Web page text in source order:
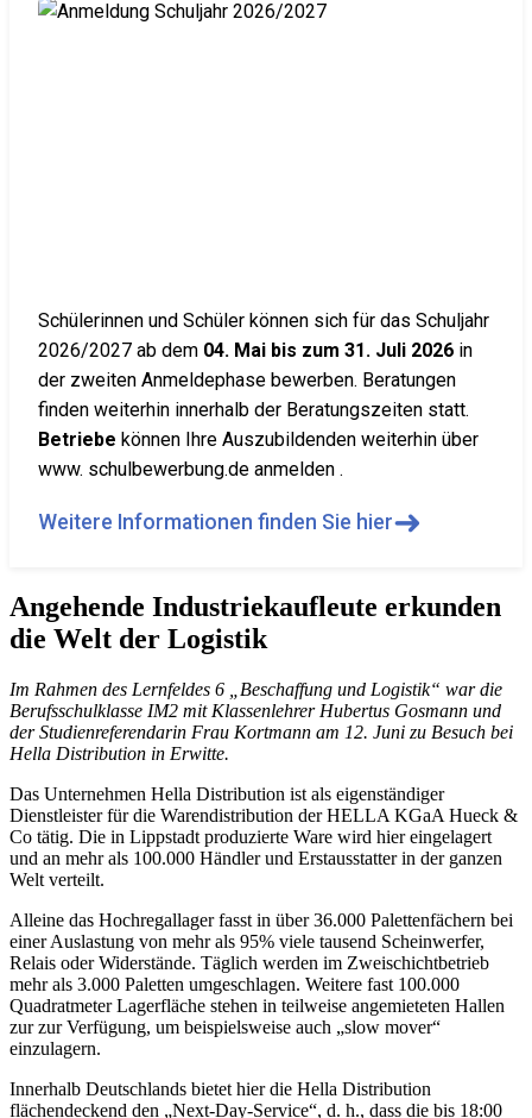
Schülerinnen und Schüler können sich für das Schuljahr
2026/2027 ab dem 04. Mai bis zum 31. Juli 2026 in
der zweiten Anmeldephase bewerben. Beratungen
finden weiterhin innerhalb der Beratungszeiten statt.
Betriebe können Ihre Auszubildenden weiterhin über
www. schulbewerbung.de anmelden .
Weitere Informationen finden Sie hier➜
Angehende Industriekaufleute erkunden
die Welt der Logistik
Im Rahmen des Lernfeldes 6 „Beschaffung und Logistik“ war die
Berufsschulklasse IM2 mit Klassenlehrer Hubertus Gosmann und
der Studienreferendarin Frau Kortmann am 12. Juni zu Besuch bei
Hella Distribution in Erwitte.
Das Unternehmen Hella Distribution ist als eigenständiger
Dienstleister für die Warendistribution der HELLA KGaA Hueck &
Co tätig. Die in Lippstadt produzierte Ware wird hier eingelagert
und an mehr als 100.000 Händler und Erstausstatter in der ganzen
Welt verteilt.
Alleine das Hochregallager fasst in über 36.000 Palettenfächern bei
einer Auslastung von mehr als 95% viele tausend Scheinwerfer,
Relais oder Widerstände. Täglich werden im Zweischichtbetrieb
mehr als 3.000 Paletten umgeschlagen. Weitere fast 100.000
Quadratmeter Lagerfläche stehen in teilweise angemieteten Hallen
zur zur Verfügung, um beispielsweise auch „slow mover“
einzulagern.
Innerhalb Deutschlands bietet hier die Hella Distribution
flächendeckend den „Next-Day-Service“, d. h., dass die bis 18:00